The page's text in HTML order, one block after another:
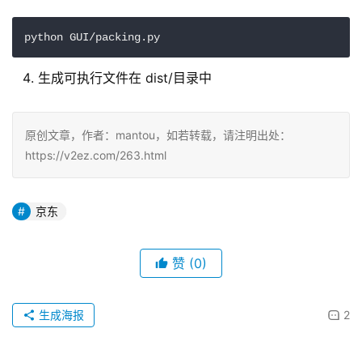
python GUI/packing.py
生成可执行文件在 dist/目录中
原创文章，作者：mantou，如若转载，请注明出处：
https://v2ez.com/263.html
京东
赞 (0)
2
生成海报